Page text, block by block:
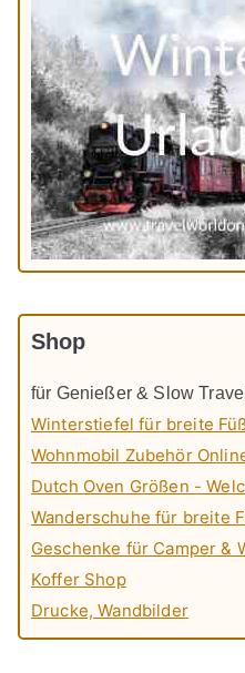
Shop
für Genießer & Slow
Winterstiefel für breite
Wohnmobil Zubehör
Dutch Oven Größen -
Wanderschuhe für breite
Geschenke für Camper &
Koffer Shop
Drucke, Wandbilder